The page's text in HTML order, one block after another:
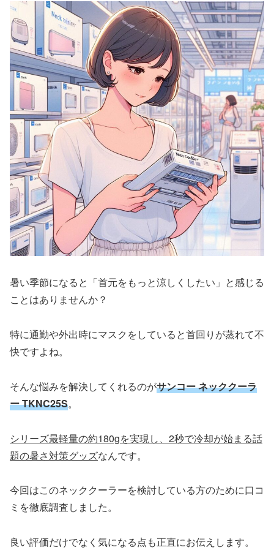
暑い季節になると「首元をもっと涼しくしたい」と感じる
ことはありませんか？
特に通勤や外出時にマスクをしていると首回りが蒸れて不
快ですよね。
そんな悩みを解決してくれるのがサンコー ネッククーラ
ー TKNC25S。
シリーズ最軽量の約180gを実現し、2秒で冷却が始まる話
題の暑さ対策グッズなんです。
今回はこのネッククーラーを検討している方のために口コ
ミを徹底調査しました。
良い評価だけでなく気になる点も正直にお伝えします。